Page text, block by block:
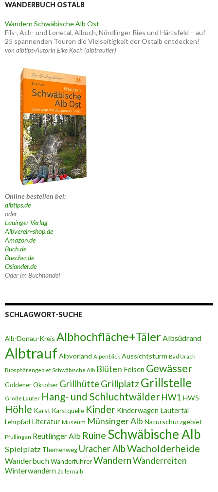
WANDERBUCH OSTALB
Wandern Schwäbische Alb Ost
Fils-, Ach- und Lonetal, Albuch, Nördlinger Ries und Härtsfeld – auf
25 spannenden Touren die Vielseitigkeit der Ostalb entdecken!
von albtips-Autorin Elke Koch (albträufler)
Online bestellen bei:
albtips.de
oder
Lauinger Verlag
Albverein-shop.de
Amazon.de
Buch.de
Buecher.de
Osiander.de
Oder im Buchhandel
SCHLAGWORT-SUCHE
Alb-Donau-Kreis Albhochfläche+TälerAlbsüdrand
Albtrauf Albvorland Alpenblick Aussichtsturm Bad Urach
Biosphärengebiet Schwäbische Alb Blüten Felsen Gewässer
Goldener Oktober Grillhütte Grillplatz Grillstelle
Große Lauter Hang- und SchluchtwälderHW1 HW5
Höhle Karst Karstquelle Kinder Kinderwagen Lautertal
Lehrpfad Literatur Museum Münsinger Alb Naturschutzgebiet
Pfullingen Reutlinger Alb Ruine Schwäbische Alb
Spielplatz Themenweg Uracher AlbWacholderheide
WanderbuchWanderführerWandernWanderreiten
Winterwandern Zollernalb